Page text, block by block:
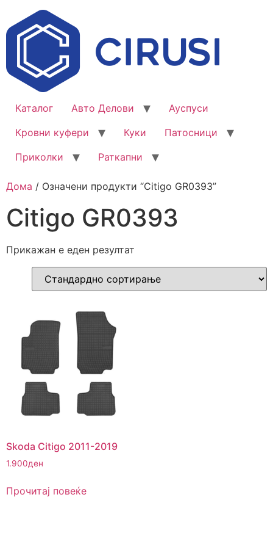
Каталог Авто Делови
Ауспуси
Кровни куфери
Куки
Патосници
Приколки
Раткапни
Дома / Означени продукти “Citigo GR0393”
Citigo GR0393
Прикажан е еден резултат
Skoda Citigo 2011-2019
1.900ден
Прочитај повеќе